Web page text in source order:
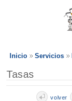
Inicio Servicios
Tasas
volver